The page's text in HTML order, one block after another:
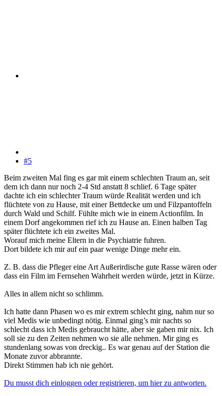
#5
Beim zweiten Mal fing es gar mit einem schlechten Traum an, seit
dem ich dann nur noch 2-4 Std anstatt 8 schlief. 6 Tage später
dachte ich ein schlechter Traum würde Realität werden und ich
flüchtete von zu Hause, mit einer Bettdecke um und Filzpantoffeln
durch Wald und Schilf. Fühlte mich wie in einem Actionfilm. In
einem Dorf angekommen rief ich zu Hause an. Einen halben Tag
später flüchtete ich ein zweites Mal.
Worauf mich meine Eltern in die Psychiatrie fuhren.
Dort bildete ich mir auf ein paar wenige Dinge mehr ein.
Z. B. dass die Pfleger eine Art Außerirdische gute Rasse wären oder
dass ein Film im Fernsehen Wahrheit werden würde, jetzt in Kürze.
Alles in allem nicht so schlimm.
Ich hatte dann Phasen wo es mir extrem schlecht ging, nahm nur so
viel Medis wie unbedingt nötig. Einmal ging’s mir nachts so
schlecht dass ich Medis gebraucht hätte, aber sie gaben mir nix. Ich
soll sie zu den Zeiten nehmen wo sie alle nehmen. Mir ging es
stundenlang sowas von dreckig.. Es war genau auf der Station die
Monate zuvor abbrannte.
Direkt Stimmen hab ich nie gehört.
Du musst dich einloggen oder registrieren, um hier zu antworten.